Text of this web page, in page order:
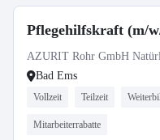
Pflegehilfskraft (m/
AZURIT Rohr GmbH
Bad Ems
Vollzeit Teilzeit
Mitarbeiterrabatte